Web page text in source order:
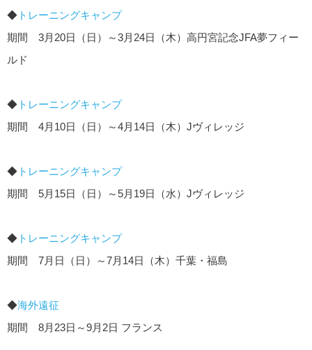
◆ トレーニングキャンプ
期間 3月20日（日）～3月24日（木）高円宮記念JFA夢フィー
ルド
◆ トレーニングキャンプ
期間 4月10日（日）～4月14日（木）Jヴィレッジ
◆ トレーニングキャンプ
期間 5月15日（日）～5月19日（水）Jヴィレッジ
◆ トレーニングキャンプ
期間 7月日（日）～7月14日（木）千葉・福島
◆海外遠征
期間 8月23日～9月2日 フランス